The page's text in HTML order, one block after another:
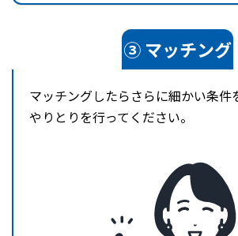
③ マッチング
マッチングしたらさらに細かい条件
やりとりを行ってください。